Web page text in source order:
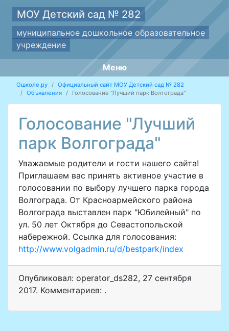
МОУ Детский сад № 282
муниципальное дошкольное образовательное
учреждение
Меню
Ошколе.ру
Официальный сайт МОУ Детский сад № 282
Объявления
Голосование "Лучший парк Волгограда"
Голосование "Лучший
парк Волгограда"
Уважаемые родители и гости нашего сайта!
Приглашаем вас принять активное участие в
голосовании по выбору лучшего парка города
Волгограда. От Красноармейского района
Волгограда выставлен парк "Юбилейный" по
ул. 50 лет Октября до Севастопольской
набережной. Ссылка для голосования:
http://www.volgadmin.ru/d/bestpark/index
Опубликовал: operator_ds282, 27 сентября
2017. Комментариев: .